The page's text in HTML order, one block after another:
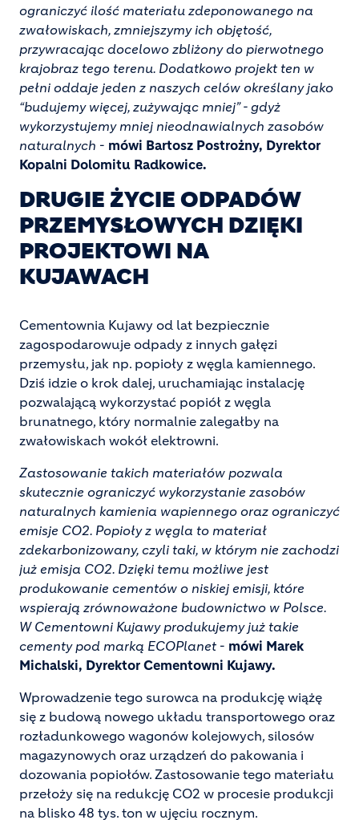
ograniczyć ilość materiału zdeponowanego na
zwałowiskach, zmniejszymy ich objętość,
przywracając docelowo zbliżony do pierwotnego
krajobraz tego terenu. Dodatkowo projekt ten w
pełni oddaje jeden z naszych celów określany jako
“budujemy więcej, zużywając mniej” - gdyż
wykorzystujemy mniej nieodnawialnych zasobów
naturalnych - mówi Bartosz Postrożny, Dyrektor
Kopalni Dolomitu Radkowice.
DRUGIE ŻYCIE ODPADÓW
PRZEMYSŁOWYCH DZIĘKI
PROJEKTOWI NA
KUJAWACH
Cementownia Kujawy od lat bezpiecznie
zagospodarowuje odpady z innych gałęzi
przemysłu, jak np. popioły z węgla kamiennego.
Dziś idzie o krok dalej, uruchamiając instalację
pozwalającą wykorzystać popiół z węgla
brunatnego, który normalnie zalegałby na
zwałowiskach wokół elektrowni.
Zastosowanie takich materiałów pozwala
skutecznie ograniczyć wykorzystanie zasobów
naturalnych kamienia wapiennego oraz ograniczyć
emisje CO2. Popioły z węgla to materiał
zdekarbonizowany, czyli taki, w którym nie zachodzi
już emisja CO2. Dzięki temu możliwe jest
produkowanie cementów o niskiej emisji, które
wspierają zrównoważone budownictwo w Polsce.
W Cementowni Kujawy produkujemy już takie
cementy pod marką ECOPlanet - mówi Marek
Michalski, Dyrektor Cementowni Kujawy.
Wprowadzenie tego surowca na produkcję wiążę
się z budową nowego układu transportowego oraz
rozładunkowego wagonów kolejowych, silosów
magazynowych oraz urządzeń do pakowania i
dozowania popiołów. Zastosowanie tego materiału
przełoży się na redukcję CO2 w procesie produkcji
na blisko 48 tys. ton w ujęciu rocznym.